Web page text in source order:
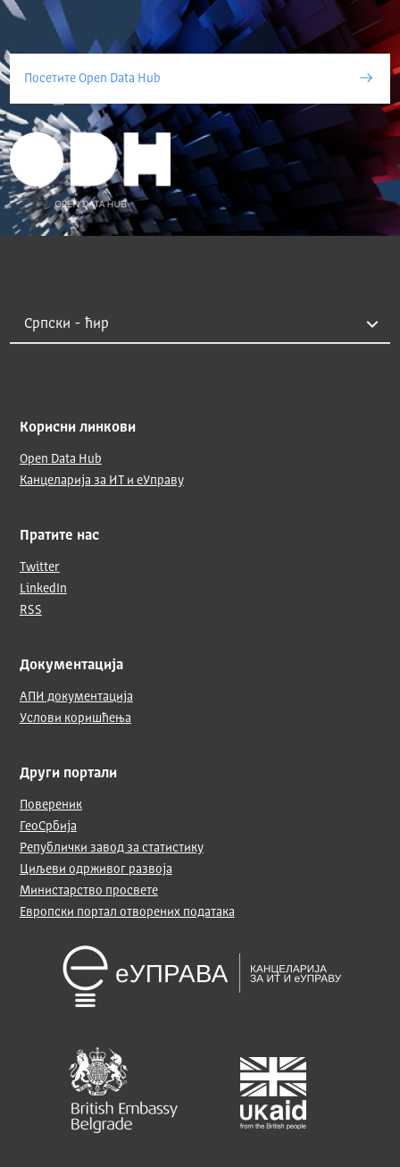
Посетите Open Data Hub
Корисни линкови
Open Data Hub
Канцеларија за ИТ и еУправу
Пратите нас
Twitter
LinkedIn
RSS
Документација
АПИ документација
Услови коришћења
Други портали
Повереник
ГеоСрбија
Републички завод за статистику
Циљеви одрживог развоја
Министарство просвете
Европски портал отворених података